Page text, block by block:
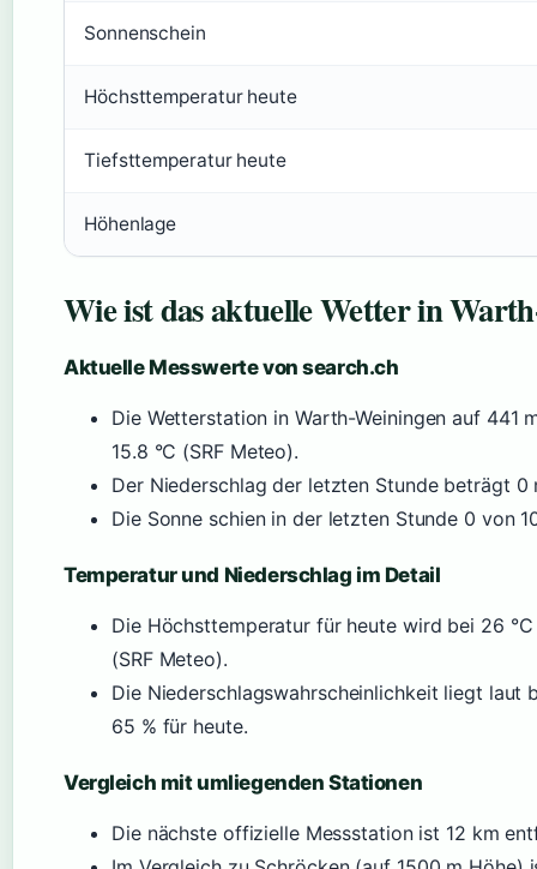
Sonnenschein
Höchsttemperatur heute
Tiefsttemperatur heute
Höhenlage
Wie ist das aktuelle Wetter in
Aktuelle Messwerte von search.ch
Die Wetterstation in Warth-Weiningen auf 441
15.8 °C (SRF Meteo).
Der Niederschlag der letzten Stunde beträgt 0
Die Sonne schien in der letzten Stunde 0 von
Temperatur und Niederschlag im Detail
Die Höchsttemperatur für heute wird bei 26
(SRF Meteo).
Die Niederschlagswahrscheinlichkeit liegt
65 % für heute.
Vergleich mit umliegenden Stationen
Die nächste offizielle Messstation ist 12 km